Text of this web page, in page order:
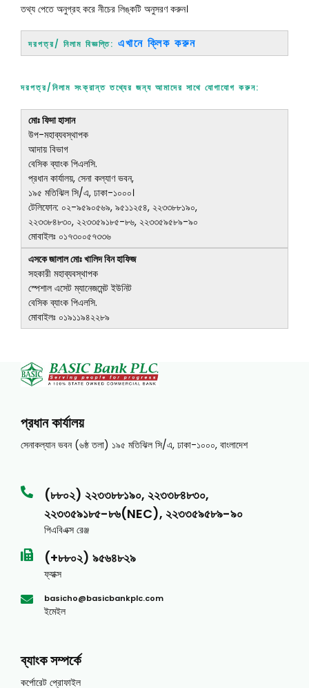
তথ্য পেতে অনুগ্রহ করে নীচের লিঙ্কটি অনুসরণ করুন।
দরপত্র/ নিলাম বিজ্ঞপ্তি: এখানে ক্লিক করুন
দরপত্র/নিলাম সংক্রান্ত তথ্যের জন্য আমাদের সাথে যোগাযোগ করুন:
মোঃ ফিদা হাসান
উপ-মহাব্যবস্থাপক
আদায় বিভাগ
বেসিক ব্যাংক পিএলসি.
প্রধান কার্যালয়, সেনা কল্যাণ ভবন,
১৯৫ মতিঝিল সি/এ, ঢাকা-১০০০।
টেলিফোন: ০২-৯৫৯০৫৬৯, ৯৫১১২৫৪, ২২৩৩৮৮১৯০,
২২৩৩৮৪৮৩০, ২২৩৩৫৯১৮৫-৮৬, ২২৩৩৫৯৫৮৯-৯০
মোবাইলঃ ০১৭৩০০৫৭৩৩৬
এসকে জালাল মোঃ খালিদ বিন হাফিজ
সহকারী মহাব্যবস্থাপক
স্পেশাল এসেট ম্যানেজমেন্ট ইউনিট
বেসিক ব্যাংক পিএলসি.
মোবাইলঃ ০১৯১১৯৪২২৮৯
প্রধান কার্যালয়
সেনাকল্যান ভবন (৬ষ্ঠ তলা) ১৯৫ মতিঝিল সি/এ, ঢাকা-১০০০, বাংলাদেশ
(৮৮০২) ২২৩৩৮৮১৯০, ২২৩৩৮৪৮৩০,
২২৩৩৫৯১৮৫-৮৬(NEC), ২২৩৩৫৯৫৮৯-৯০
পিএবিএক্স রেঞ্জ
(+৮৮০২) ৯৫৬৪৮২৯
ফ্যাক্স
basicho@basicbankplc.com
ইমেইল
ব্যাংক সম্পর্কে
কর্পোরেট প্রোফাইল